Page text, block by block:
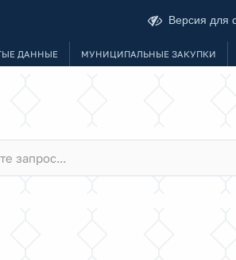
Версия для
ДАННЫЕ МУНИЦИПАЛЬНЫЕ ЗАКУПКИ